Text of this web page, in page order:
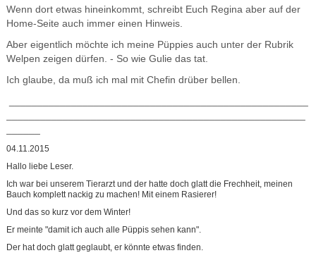
Wenn dort etwas hineinkommt, schreibt Euch Regina aber auf der
Home-Seite auch immer einen Hinweis.
Aber eigentlich möchte ich meine Püppies auch unter der Rubrik
Welpen zeigen dürfen. - So wie Gulie das tat.
Ich glaube, da muß ich mal mit Chefin drüber bellen.
04.11.2015
Hallo liebe Leser.
Ich war bei unserem Tierarzt und der hatte doch glatt die Frechheit, meinen
Bauch komplett nackig zu machen! Mit einem Rasierer!
Und das so kurz vor dem Winter!
Er meinte "damit ich auch alle Püppis sehen kann".
Der hat doch glatt geglaubt, er könnte etwas finden.